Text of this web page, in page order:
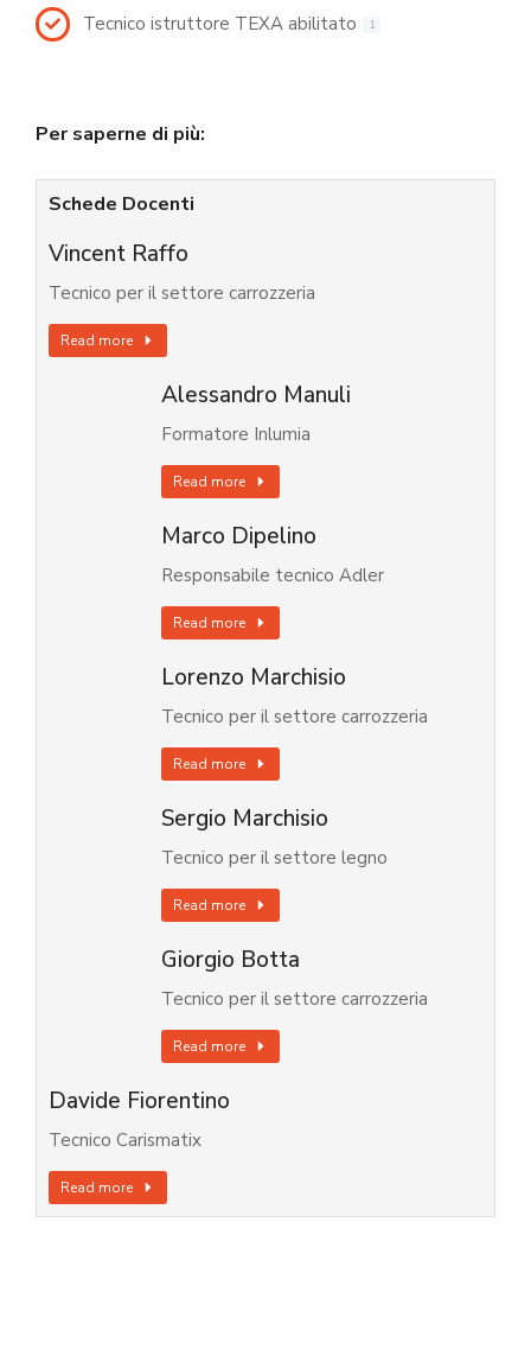
Tecnico istruttore TEXA abilitato 1
Per saperne di più:
Schede Docenti
Vincent Raffo
Tecnico per il settore carrozzeria
Read more
Alessandro Manuli
Formatore Inlumia
Read more
Marco Dipelino
Responsabile tecnico Adler
Read more
Lorenzo Marchisio
Tecnico per il settore carrozzeria
Read more
Sergio Marchisio
Tecnico per il settore legno
Read more
Giorgio Botta
Tecnico per il settore carrozzeria
Read more
Davide Fiorentino
Tecnico Carismatix
Read more